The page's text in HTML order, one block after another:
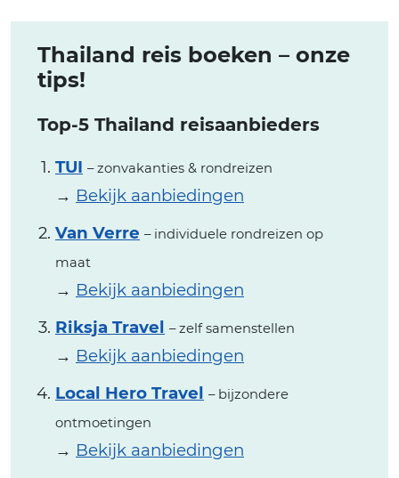
Thailand reis boeken – onze
tips!
Top-5 Thailand reisaanbieders
TUI – zonvakanties & rondreizen
→ Bekijk aanbiedingen
Van Verre – individuele rondreizen op
maat
→ Bekijk aanbiedingen
Riksja Travel – zelf samenstellen
→ Bekijk aanbiedingen
Local Hero Travel – bijzondere
ontmoetingen
→ Bekijk aanbiedingen